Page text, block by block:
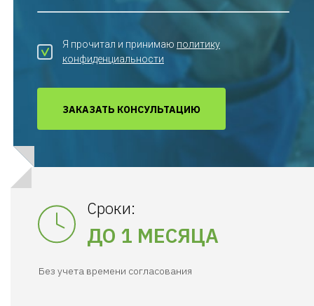
Я прочитал и принимаю политику
конфиденциальности
ЗАКАЗАТЬ КОНСУЛЬТАЦИЮ
Сроки:
ДО 1 МЕСЯЦА
Без учета времени согласования